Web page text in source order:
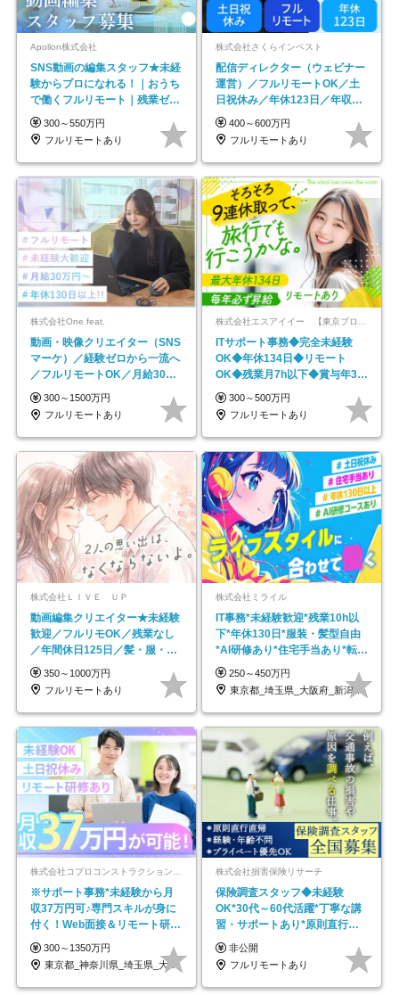
Apollon株式会社
SNS動画の編集スタッフ★未経
験からプロになれる！｜おうち
で働くフルリモート｜残業ゼロ
で18時退勤◎
300～550万円
フルリモートあり
株式会社さくらインベスト
配信ディレクター（ウェビナー
運営）／フルリモートOK／土
日祝休み／年休123日／年収
600万円可
400～600万円
フルリモートあり
株式会社One feat.
動画・映像クリエイター（SNS
マーケ）／経験ゼロから一流へ
／フルリモートOK／月給30万
円～／年休130日以上
300～1500万円
フルリモートあり
ITサポート事務◆完全未経験
OK◆年休134日◆リモート
OK◆残業月7h以下◆賞与年3回
◆5年目まで必ず昇給
300～500万円
フルリモートあり
株式会社ＬＩＶＥ ＵＰ
動画編集クリエイター★未経験
歓迎／フルリモOK／残業なし
／年間休日125日／髪・服・ネ
イル自由／研修充実で安心
350～1000万円
フルリモートあり
株式会社ミライル
IT事務*未経験歓迎*残業10h以
下*年休130日*服装・髪型自由
*AI研修あり*住宅手当あり*転勤
なし
250～450万円
東京都_埼玉県_大阪府_新潟県_福岡県
※サポート事務*未経験から月
収37万円可♪専門スキルが身に
付く！Web面接＆リモート研修
も充実♪/a
300～1350万円
東京都_神奈川県_埼玉県_大阪府_愛知県…
株式会社損害保険リサーチ
保険調査スタッフ◆未経験
OK*30代～60代活躍*丁寧な講
習・サポートあり*原則直行直
帰／全国募集・業務委託
非公開
フルリモートあり